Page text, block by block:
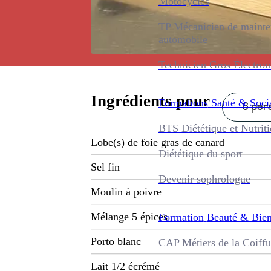
TP Mécanicien de
automobile
Technicien Gros
Formations Santé &
BTS Diététique et
Diététique du sport
Devenir sophrologue
Formation Beauté &
CAP Métiers de la
Ingrédients pour 6
Lobe(s) de foie gras de canard
Sel fin
Moulin à poivre
Mélange 5 épices
Porto blanc
Lait 1/2 écrémé